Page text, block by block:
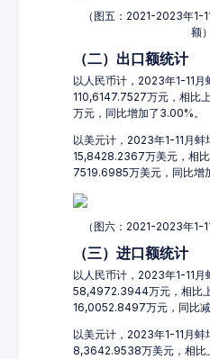
（图五：2021-2023年1-
额）
（二）出口额统计
以人民币计，2023年1-11月
110,6147.7527万元，相比
万元，同比增加了3.00%。
以美元计，2023年1-11月蚌
15,8428.2367万美元，相
7519.6985万美元，同比增
（图六：2021-2023年1-
（三）进口额统计
以人民币计，2023年1-11月
58,4972.3944万元，相比
16,0052.8497万元，同比减
以美元计，2023年1-11月蚌
8,3642.9538万美元，相比